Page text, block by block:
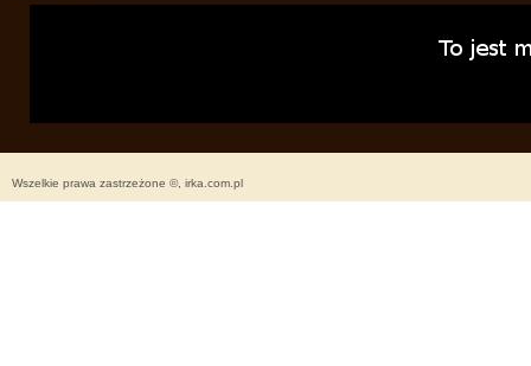
Wszelkie prawa zastrzeżone ©, irka.com.pl